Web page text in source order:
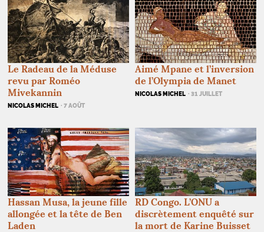
Le Radeau de la Méduse
revu par Roméo
Mivekannin
NICOLAS MICHEL · 7 AOÛT
Aimé Mpane et l’inversion
de l’Olympia de Manet
NICOLAS MICHEL · 31 JUILLET
Hassan Musa, la jeune fille
allongée et la tête de Ben
Laden
RD Congo. L’ONU a
discrètement enquêté sur
la mort de Karine Buisset